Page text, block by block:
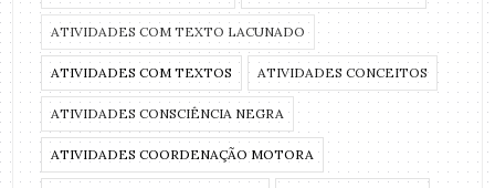
ATIVIDADES COM TEXTO LACUNADO
ATIVIDADES COM TEXTOS ATIVIDADES CONCEITOS
ATIVIDADES CONSCIÊNCIA NEGRA
ATIVIDADES COORDENAÇÃO MOTORA